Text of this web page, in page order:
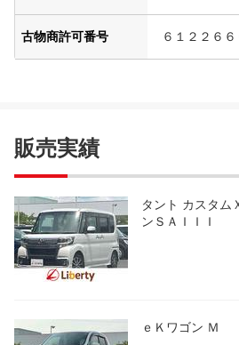
古物商許可番号 ６１２２６
販売実績
タント カスタ
ンＳＡＩＩＩ
ｅＫワゴン Ｍ